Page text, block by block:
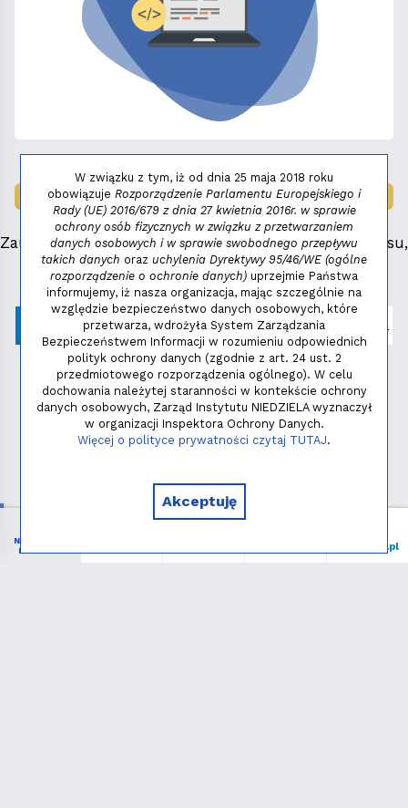
LAUREAT NAGRODY:MAŁY FENIKS 2025
Zauważyłeś błąd, masz propozycje dotyczące serwisu,
napisz:niezbednik@niedziela.pl
Polityka prywatności
Copyright © 2026 - Instytut NIEDZIELA
NIEZBĘDNIK
KATOLIKA
niedziela.pl
W związku z tym, iż od dnia 25 maja 2018 roku
obowiązuje Rozporządzenie Parlamentu Europejskiego i
Rady (UE) 2016/679 z dnia 27 kwietnia 2016r. w sprawie
ochrony osób fizycznych w związku z przetwarzaniem
danych osobowych i w sprawie swobodnego przepływu
takich danych oraz uchylenia Dyrektywy 95/46/WE (ogólne
rozporządzenie o ochronie danych) uprzejmie Państwa
informujemy, iż nasza organizacja, mając szczególnie na
względzie bezpieczeństwo danych osobowych, które
przetwarza, wdrożyła System Zarządzania
Bezpieczeństwem Informacji w rozumieniu odpowiednich
polityk ochrony danych (zgodnie z art. 24 ust. 2
przedmiotowego rozporządzenia ogólnego). W celu
dochowania należytej staranności w kontekście ochrony
danych osobowych, Zarząd Instytutu NIEDZIELA wyznaczył
w organizacji Inspektora Ochrony Danych.
Więcej o polityce prywatności czytaj TUTAJ.
Akceptuję